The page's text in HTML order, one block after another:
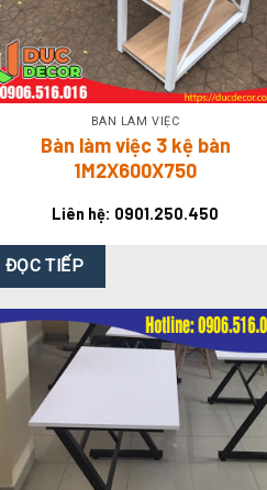
BÀN LÀM VIỆC
Bàn làm việc 3 kệ bàn
1M2X600X750
Liên hệ: 0901.250.450
ĐỌC TIẾP